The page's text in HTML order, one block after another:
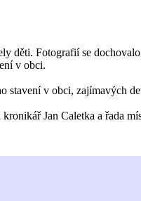
děti. Fotografií se
v obci.
v obci, zajímavých
Jan Caletka a řada